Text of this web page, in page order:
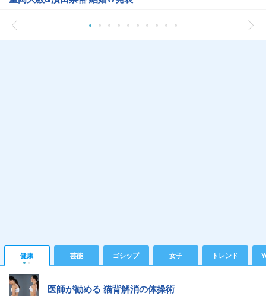
健康 芸能 ゴシップ 女子 トレンド
医師が勧める 猫背解消の体操術